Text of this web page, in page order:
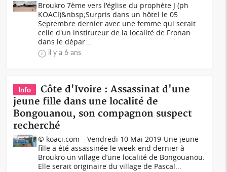
Broukro 7ème vers l'église du prophète J (ph
KOACI)&nbsp;Surpris dans un hôtel le 05
Septembre dernier avec une femme qui serait
celle d'un instituteur de la localité de Fronan
dans le dépar...
il y a 6 ans
Info
Côte d'Ivoire : Assassinat d'une
jeune fille dans une localité de
Bongouanou, son compagnon suspect
recherché
© koaci.com – Vendredi 10 Mai 2019-Une jeune
fille a été assassinée le week-end dernier à
Broukro un village d’une localité de Bongouanou.
Elle serait originaire du village de Pascal...